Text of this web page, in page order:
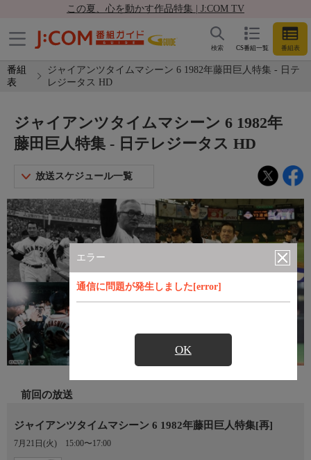
この夏、心を動かす作品特集 | J:COM TV
CS番組一覧 番組表
検索
番組
表
ジャイアンツタイムマシーン 6 1982年藤田巨人特集 - 日テ
レジータス HD
エラー
通信に問題が発生しました[error]
OK
ジャイアンツタイムマシーン 6 1982年
藤田巨人特集 - 日テレジータス HD
放送スケジュール一覧
前回の放送
ジャイアンツタイムマシーン 6 1982年藤田巨人特集[再]
7月21日(火) 15:00〜17:00